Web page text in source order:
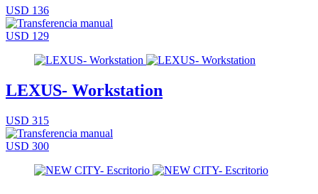
USD 136
USD 129
LEXUS- Workstation
USD 315
USD 300